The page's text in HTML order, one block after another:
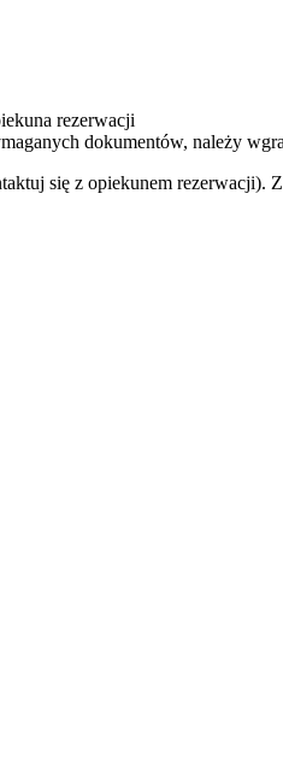
rezerwacji
dokumentów, należy
się z opiekunem rezerwacji).